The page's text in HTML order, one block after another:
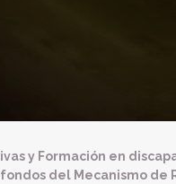
y Formación en
del Mecanismo